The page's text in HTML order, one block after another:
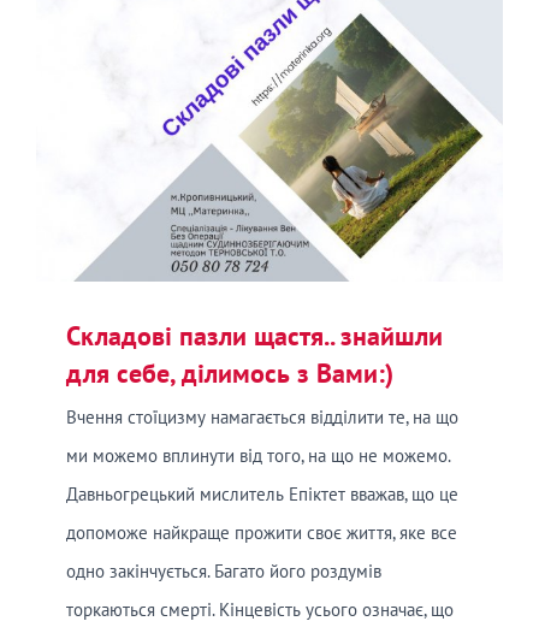
Складові пазли щастя.. знайшли
для себе, ділимось з Вами:)
Вчення стоїцизму намагається відділити те, на що
ми можемо вплинути від того, на що не можемо.
Давньогрецький мислитель Епіктет вважав, що це
допоможе найкраще прожити своє життя, яке все
одно закінчується. Багато його роздумів
торкаються смерті. Кінцевість усього означає, що